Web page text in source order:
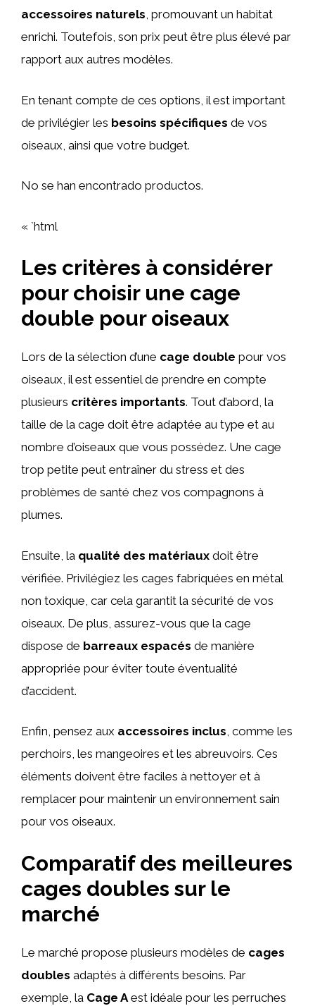
accessoires naturels, promouvant un habitat
enrichi. Toutefois, son prix peut être plus élevé par
rapport aux autres modèles.
En tenant compte de ces options, il est important
de privilégier les besoins spécifiques de vos
oiseaux, ainsi que votre budget.
No se han encontrado productos.
« `html
Les critères à considérer
pour choisir une cage
double pour oiseaux
Lors de la sélection d’une cage double pour vos
oiseaux, il est essentiel de prendre en compte
plusieurs critères importants. Tout d’abord, la
taille de la cage doit être adaptée au type et au
nombre d’oiseaux que vous possédez. Une cage
trop petite peut entraîner du stress et des
problèmes de santé chez vos compagnons à
plumes.
Ensuite, la qualité des matériaux doit être
vérifiée. Privilégiez les cages fabriquées en métal
non toxique, car cela garantit la sécurité de vos
oiseaux. De plus, assurez-vous que la cage
dispose de barreaux espacés de manière
appropriée pour éviter toute éventualité
d’accident.
Enfin, pensez aux accessoires inclus, comme les
perchoirs, les mangeoires et les abreuvoirs. Ces
éléments doivent être faciles à nettoyer et à
remplacer pour maintenir un environnement sain
pour vos oiseaux.
Comparatif des meilleures
cages doubles sur le
marché
Le marché propose plusieurs modèles de cages
doubles adaptés à différents besoins. Par
exemple, la Cage A est idéale pour les perruches